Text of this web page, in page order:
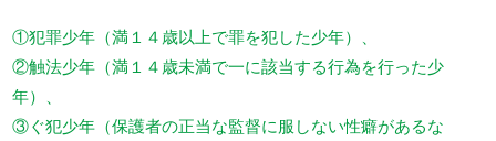
①犯罪少年（満１４歳以上で罪を犯した少年）、
②触法少年（満１４歳未満で一に該当する行為を行った少
年）、
③ぐ犯少年（保護者の正当な監督に服しない性癖があるな